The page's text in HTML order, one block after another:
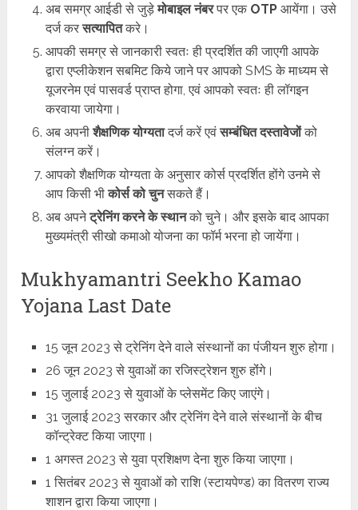
अब समग्र आईडी से जुड़ेमोबाइल नंबरपर एक OTPआयेंगा। उसे
दर्ज करसत्यापितकरे।
आपकी समग्र से जानकारी स्वतः ही प्रदर्शित की जाएगी आपके
द्वारा एप्लीकेशन सबमिट किये जाने पर आपको SMS के माध्यम से
यूजरनेम एवं पासवर्ड प्राप्त होगा, एवं आपको स्वतः ही लॉगइन
करवाया जायेगा।
अब अपनीशैक्षणिक योग्यतादर्ज करें एवंसम्बंधित दस्तावेजोंको
संलग्न करें।
आपको शैक्षणिक योग्यता के अनुसार कोर्स प्रदर्शित होंगे उनमे से
आप किसी भीकोर्स को चुनसकते हैं।
अब अपनेट्रेनिंग करने के स्थानको चुने। और इसके बाद आपका
मुख्यमंत्री सीखो कमाओ योजना का फॉर्म भरना हो जायेंगा।
Mukhyamantri Seekho Kamao
Yojana Last Date
15 जून 2023 से ट्रेनिंग देने वाले संस्‍थानों का पंंजीयन शुरु होगा।
26 जून 2023 से युवाओं का रजिस्‍ट्रेशन शुरु होंंगे।
15 जुलाई 2023 से युवाओं के प्‍लेसमेंट किए जाएंगे।
31 जुलाई 2023 सरकार और ट्रेनिंग देने वाले संस्‍थानों के बीच
कॉन्‍ट्रेक्‍ट किया जाएगा।
1 अगस्‍त 2023 से युवा प्रशिक्षण देना शुरु किया जाएगा।
1 सितंबर 2023 से युवाओं को राशि (स्टायपेण्ड) का वितरण राज्य
शाशन द्वारा किया जाएगा।